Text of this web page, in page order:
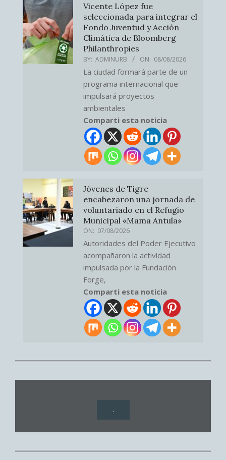
Vicente López fue
seleccionada para integrar el
Fondo Juventud y Acción
Climática de Bloomberg
Philanthropies
BY: ADMINURB ON: 08/08/2026
La ciudad formará parte de un
programa internacional que
impulsará proyectos
ambientales
Comparti esta noticia
Jóvenes de Tigre
encabezaron una jornada de
voluntariado en el Refugio
Municipal «Mama Antula»
ON: 07/08/2026
Autoridades del Poder Ejecutivo
acompañaron la actividad
impulsada por la Fundación
Forge,
Comparti esta noticia
.